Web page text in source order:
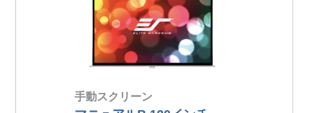
手動スクリーン